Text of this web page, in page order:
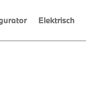
Elektrisch